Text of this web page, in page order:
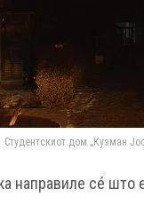
Студентскиот дом „Кузман
направиле сé што